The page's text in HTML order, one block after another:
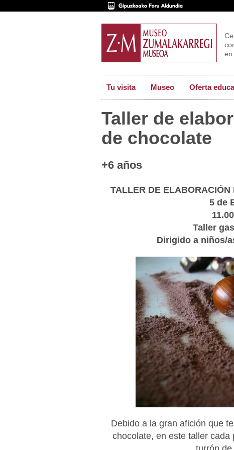
en
Tu visita Museo Oferta
Taller de
de chocolate
+6 años
TALLER DE ELABORACIÓN
5 de
Taller
Dirigido a niños/
Debido a la gran afición que
chocolate, en este taller